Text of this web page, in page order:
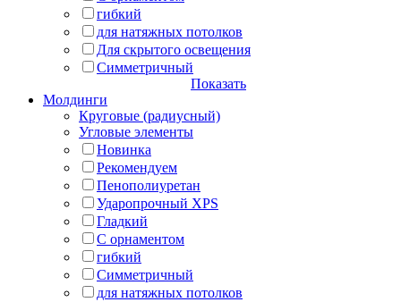
гибкий
для натяжных потолков
Для скрытого освещения
Симметричный
Показать
Молдинги
Круговые (радиусный)
Угловые элементы
Новинка
Рекомендуем
Пенополиуретан
Ударопрочный XPS
Гладкий
С орнаментом
гибкий
Симметричный
для натяжных потолков